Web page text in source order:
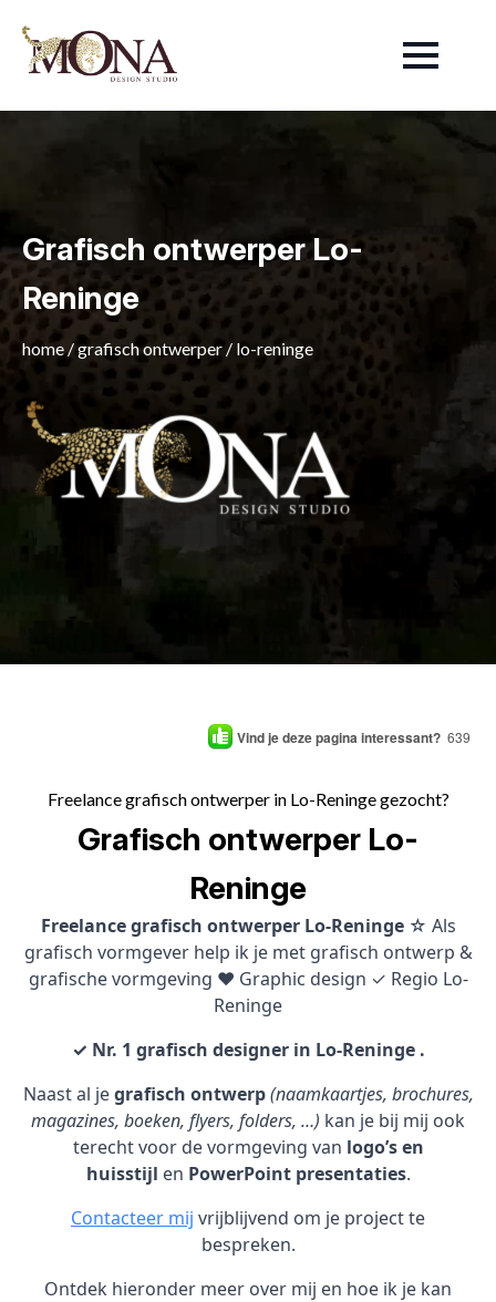
Grafisch ontwerper Lo-
Reninge
home /grafisch ontwerper / lo-reninge
Vind je deze pagina interessant? 639
Freelance grafisch ontwerper in Lo-Reninge gezocht?
Grafisch ontwerper Lo-
Reninge
Freelance grafisch ontwerper Lo-Reninge ☆ Als
grafisch vormgever help ik je met grafisch ontwerp &
grafische vormgeving ♥ Graphic design ✓ Regio Lo-
Reninge
✓ Nr. 1 grafisch designer in Lo-Reninge .
Naast al jegrafisch ontwerp (naamkaartjes, brochures,
magazines, boeken, flyers, folders, …) kan je bij mij ook
terecht voor de vormgeving van logo’s en
huisstijl en PowerPoint presentaties.
Contacteer mij vrijblijvend om je project te
bespreken.
Ontdek hieronder meer over mij en hoe ik je kan